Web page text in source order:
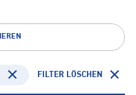
FILTER LÖSCHEN